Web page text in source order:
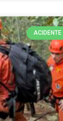
ACIDENTE